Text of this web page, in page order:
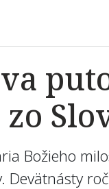
Božieho
Devätnásty